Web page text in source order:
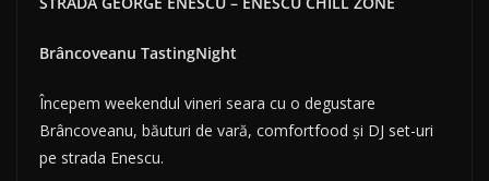
Brâncoveanu TastingNight
Începem weekendul vineri seara cu o degustare
Brâncoveanu, băuturi de vară, comfortfood și DJ set-uri
pe strada Enescu.